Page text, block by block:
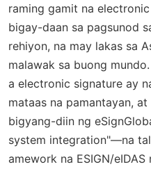
raming gamit na
bigay-daan sa pagsunod
rehiyon, na may lakas sa
malawak sa buong
a electronic signature ay
mataas na pamantayan,
bigyang-diin ng
system integration"—na
amework na ESIGN/